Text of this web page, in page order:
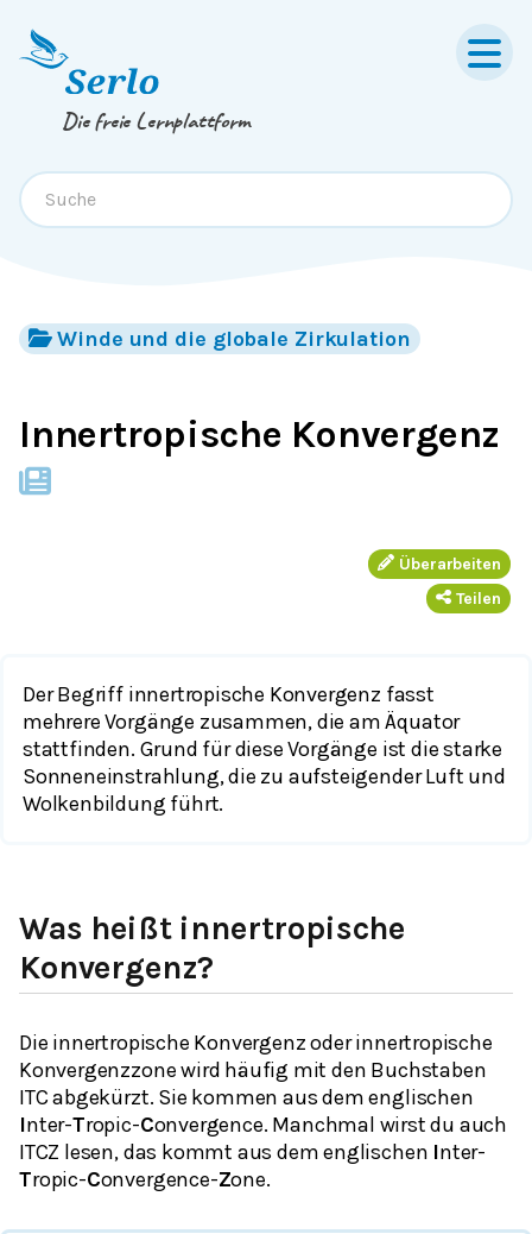
Springe zum
Die freie Lernplattform
Winde und die globale Zirkulation
Innertropische Konvergenz
Überarbeiten
Teilen
Der Begriff innertropische Konvergenz fasst
mehrere Vorgänge zusammen, die am Äquator
stattfinden. Grund für diese Vorgänge ist die starke
Sonneneinstrahlung, die zu aufsteigender Luft und
Wolkenbildung führt.
Was heißt innertropische
Konvergenz?
Die innertropische Konvergenz oder innertropische
Konvergenzzone wird häufig mit den Buchstaben
ITC abgekürzt. Sie kommen aus dem englischen
Inter-Tropic-Convergence. Manchmal wirst du auch
ITCZ lesen, das kommt aus dem englischen Inter-
Tropic-Convergence-Zone.